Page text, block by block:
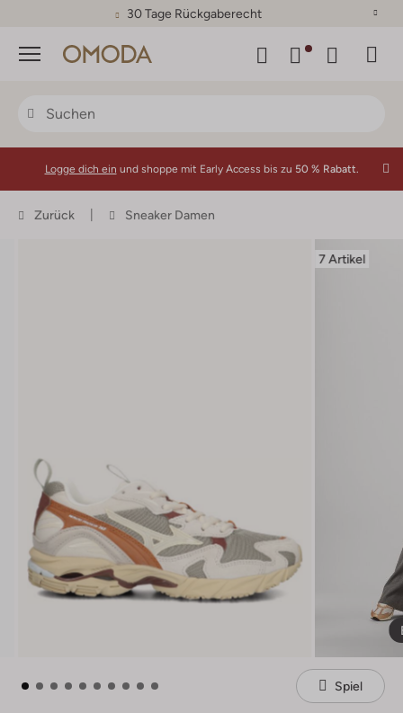
30 Tage Rückgaberecht
Menü
Logge dich ein und shoppe mit Early Access bis zu 50 % Rabatt.
Zurück Sneaker Damen
7 Artikel
Spiel